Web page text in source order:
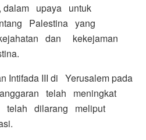
dalam upaya untuk
Palestina yang
dan kekejaman
Intifada III di Yerusalem pada
telah meningkat
telah dilarang meliput